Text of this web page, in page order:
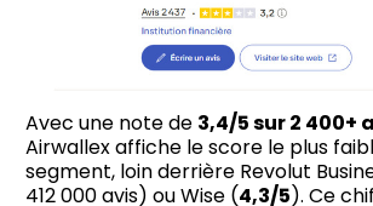
Avec une note de 3,4/5 sur 2 400+
Airwallex affiche le score le plus
segment, loin derrière Revolut
412 000 avis) ou Wise (4,3/5). Ce